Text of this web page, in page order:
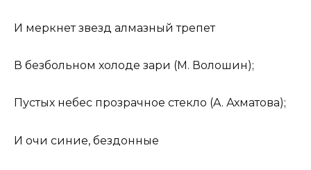
И мерк­нет звезд ал­маз­ный тре­пет
В без­боль­ном хо­ло­де зари (М. Во­ло­шин);
Пу­стых небес про­зрач­ное стек­ло (A. Ах­ма­то­ва);
И очи синие, без­дон­ные